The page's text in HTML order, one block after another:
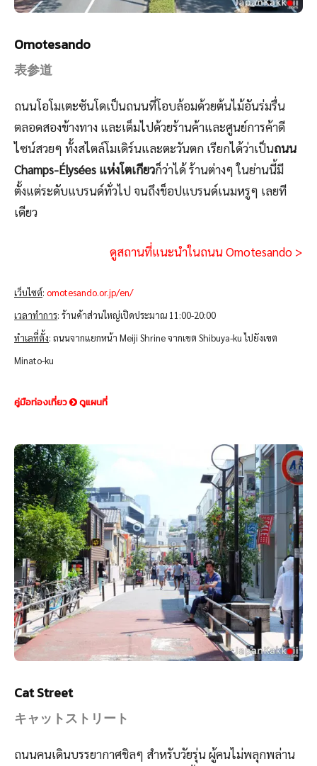
Omotesando
表参道
ถนนโอโมเตะซันโดเป็นถนนที่โอบล้อมด้วยต้นไม้อันร่มรื่น
ตลอดสองข้างทาง และเต็มไปด้วยร้านค้าและศูนย์การค้าดี
ไซน์สวยๆ ทั้งสไตล์โมเดิร์นและตะวันตก เรียกได้ว่าเป็นถนน
Champs-Élysées แห่งโตเกียวก็ว่าได้ ร้านต่างๆ ในย่านนี้มี
ตั้งแต่ระดับแบรนด์ทั่วไป จนถึงช็อปแบรนด์เนมหรูๆ เลยที
เดียว
ดูสถานที่แนะนำในถนน Omotesando >
เว็บไซต์: omotesando.or.jp/en/
เวลาทำการ: ร้านค้าส่วนใหญ่เปิดประมาณ 11:00-20:00
ทำเลที่ตั้ง: ถนนจากแยกหน้า Meiji Shrine จากเขต Shibuya-ku ไปยังเขต
Minato-ku
คู่มือท่องเที่ยว ดูแผนที่
Cat Street
キャットストリート
ถนนคนเดินบรรยากาศชิลๆ สำหรับวัยรุ่น ผู้คนไม่พลุกพล่าน